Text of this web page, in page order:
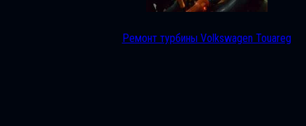
Ремонт турбины Volkswagen Touareg